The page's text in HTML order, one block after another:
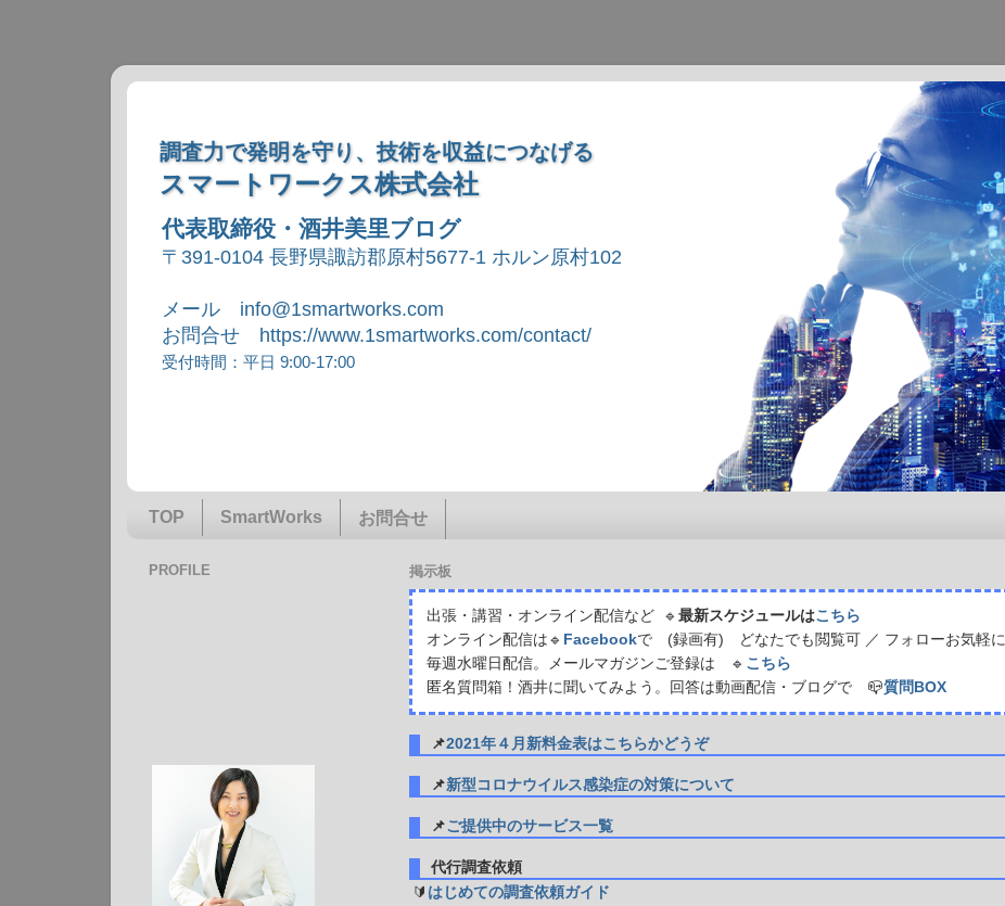
調査力で発明を守り、技術を収益につなげる
スマートワークス株式会社
代表取締役・酒井美里ブログ
〒391-0104 長野県諏訪郡原村5677-1 ホルン原村102
メール info@1smartworks.com
お問合せ https://www.1smartworks.com/contact/
受付時間：平日 9:00-17:00
TOP SmartWorks お問合せ
掲示板
出張・講習・オンライン配信など 🔹 最新スケジュールはこちら
オンライン配信は🔹 Facebookで (録画有) どなたでも閲覧可 ／ フォローお気軽に
毎週水曜日配信。メールマガジンご登録は 🔹 こちら
匿名質問箱！酒井に聞いてみよう。回答は動画配信・ブログで 📪質問BOX
📌2021年４月新料金表はこちらかどうぞ
📌新型コロナウイルス感染症の対策について
📌ご提供中のサービス一覧
代行調査依頼
🔰 はじめての調査依頼ガイド
PROFILE